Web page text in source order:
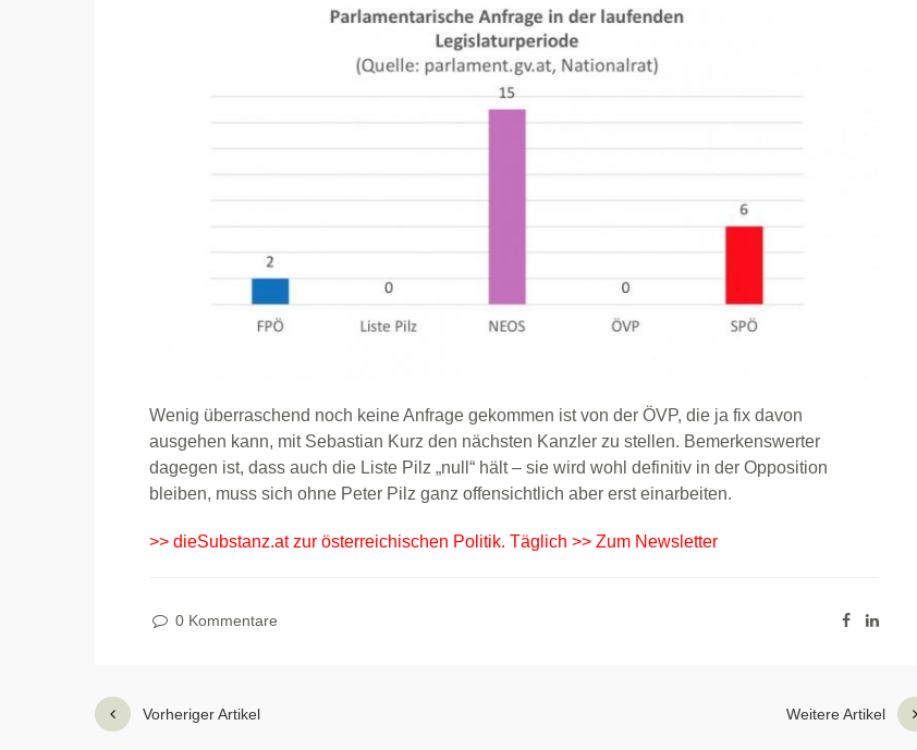
Wenig überraschend noch keine Anfrage gekommen ist von der ÖVP, die ja fix davon
ausgehen kann, mit Sebastian Kurz den nächsten Kanzler zu stellen. Bemerkenswerter
dagegen ist, dass auch die Liste Pilz „null“ hält – sie wird wohl definitiv in der Opposition
bleiben, muss sich ohne Peter Pilz ganz offensichtlich aber erst einarbeiten.
>> dieSubstanz.at zur österreichischen Politik. Täglich >> Zum Newsletter
0 Kommentare
Vorheriger Artikel Weitere Artikel